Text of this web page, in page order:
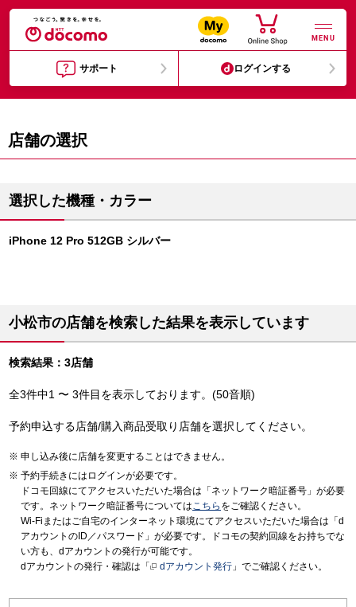
MENU
サポート ログインする
店舗の選択
選択した機種・カラー
iPhone 12 Pro 512GB シルバー
小松市の店舗を検索した結果を表示しています
検索結果：3店舗
全3件中1 〜 3件目を表示しております。(50音順)
予約申込する店舗/購入商品受取り店舗を選択してください。
申し込み後に店舗を変更することはできません。
予約手続きにはログインが必要です。
ドコモ回線にてアクセスいただいた場合は「ネットワーク暗証番号」が必要
です。ネットワーク暗証番号についてはこちら をご確認ください。
Wi-Fiまたはご自宅のインターネット環境にてアクセスいただいた場合は「d
アカウントのID／パスワード」が必要です。ドコモの契約回線をお持ちでな
い方も、dアカウントの発行が可能です。
dアカウントの発行・確認は「
dアカウント発行 」でご確認ください。